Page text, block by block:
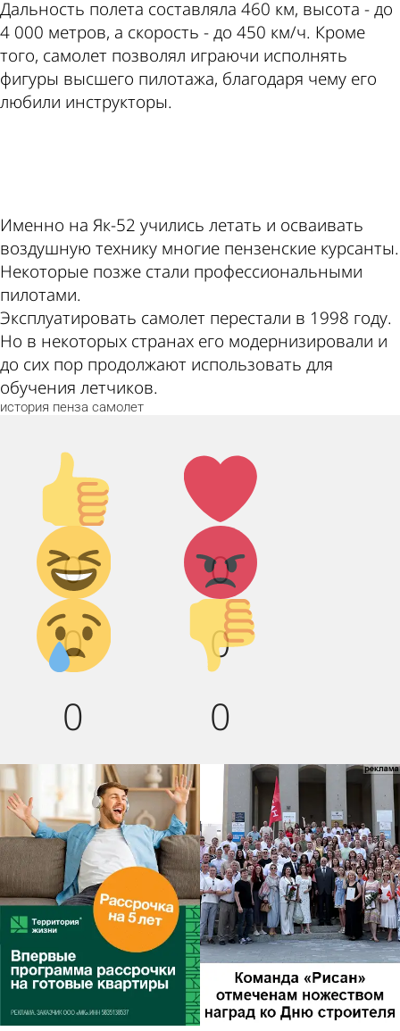
Дальность полета составляла 460 км, высота - до
4 000 метров, а скорость - до 450 км/ч. Кроме
того, самолет позволял играючи исполнять
фигуры высшего пилотажа, благодаря чему его
любили инструкторы.
Именно на Як-52 учились летать и осваивать
воздушную технику многие пензенские курсанты.
Некоторые позже стали профессиональными
пилотами.
Эксплуатировать самолет перестали в 1998 году.
Но в некоторых странах его модернизировали и
до сих пор продолжают использовать для
обучения летчиков.
история пенза самолет
Палец
вверх!
0
Лайк!
0
Дикий
смех!
0
Агрессия!
0
Грусть :(
0
Палец
вниз!
0